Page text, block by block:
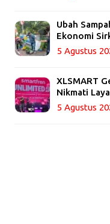
Ubah
Ekonomi
5 Agustus
XLSMART
Nikmati
5 Agustus